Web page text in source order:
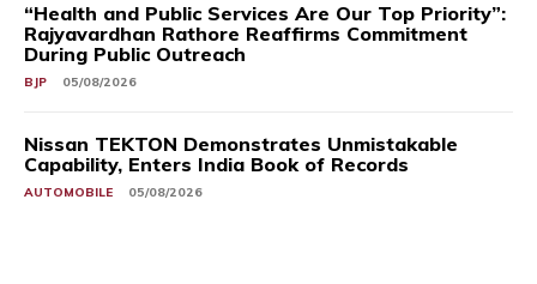
“Health and Public Services Are Our Top Priority”:
Rajyavardhan Rathore Reaffirms Commitment
During Public Outreach
BJP 05/08/2026
Nissan TEKTON Demonstrates Unmistakable
Capability, Enters India Book of Records
AUTOMOBILE 05/08/2026